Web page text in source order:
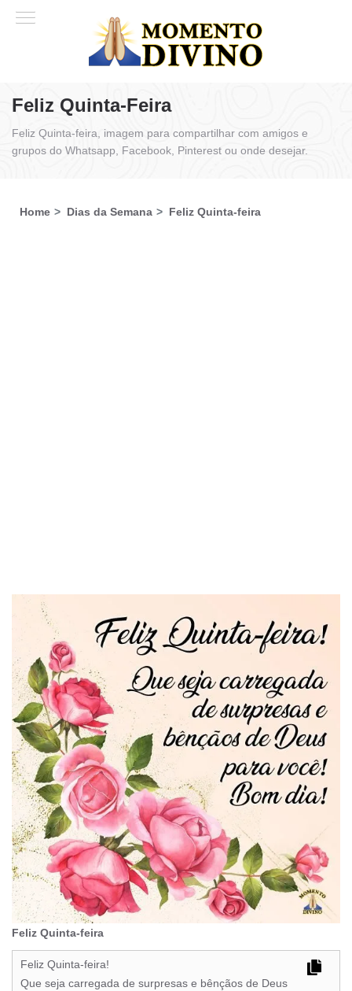
Feliz Quinta-Feira
Feliz Quinta-feira, imagem para compartilhar com amigos e
grupos do Whatsapp, Facebook, Pinterest ou onde desejar.
Home Dias da Semana Feliz Quinta-feira
Feliz Quinta-feira
Feliz Quinta-feira!
Que seja carregada de surpresas e bênçãos de Deus